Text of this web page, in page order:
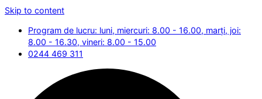
Skip to content
Program de lucru: luni, miercuri: 8.00 - 16.00, marți, joi:
8.00 - 16.30, vineri: 8.00 - 15.00
0244 469 311